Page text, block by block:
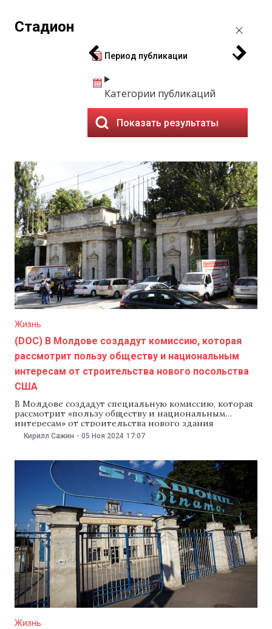
Стадион
Период публикации
Категории публикаций
Показать результаты
Жизнь
(DOC) В Молдове создадут комиссию, которая
рассмотрит пользу обществу и национальным
интересам от строительства нового посольства
США
В Молдове создадут специальную комиссию, которая
рассмотрит «пользу обществу и национальным
интересам» от строительства нового здания
посольства США на территории бывшего
Республиканского стадиона. Правительство Молдовы
ноября. Главой комиссии планируют назначить
директора Агентства публичной собственности
Романа Кожухаря. В комиссию войдут мэр Кишинева
Кирилл Сажин - 05 Ноя 2024 17:07
Жизнь